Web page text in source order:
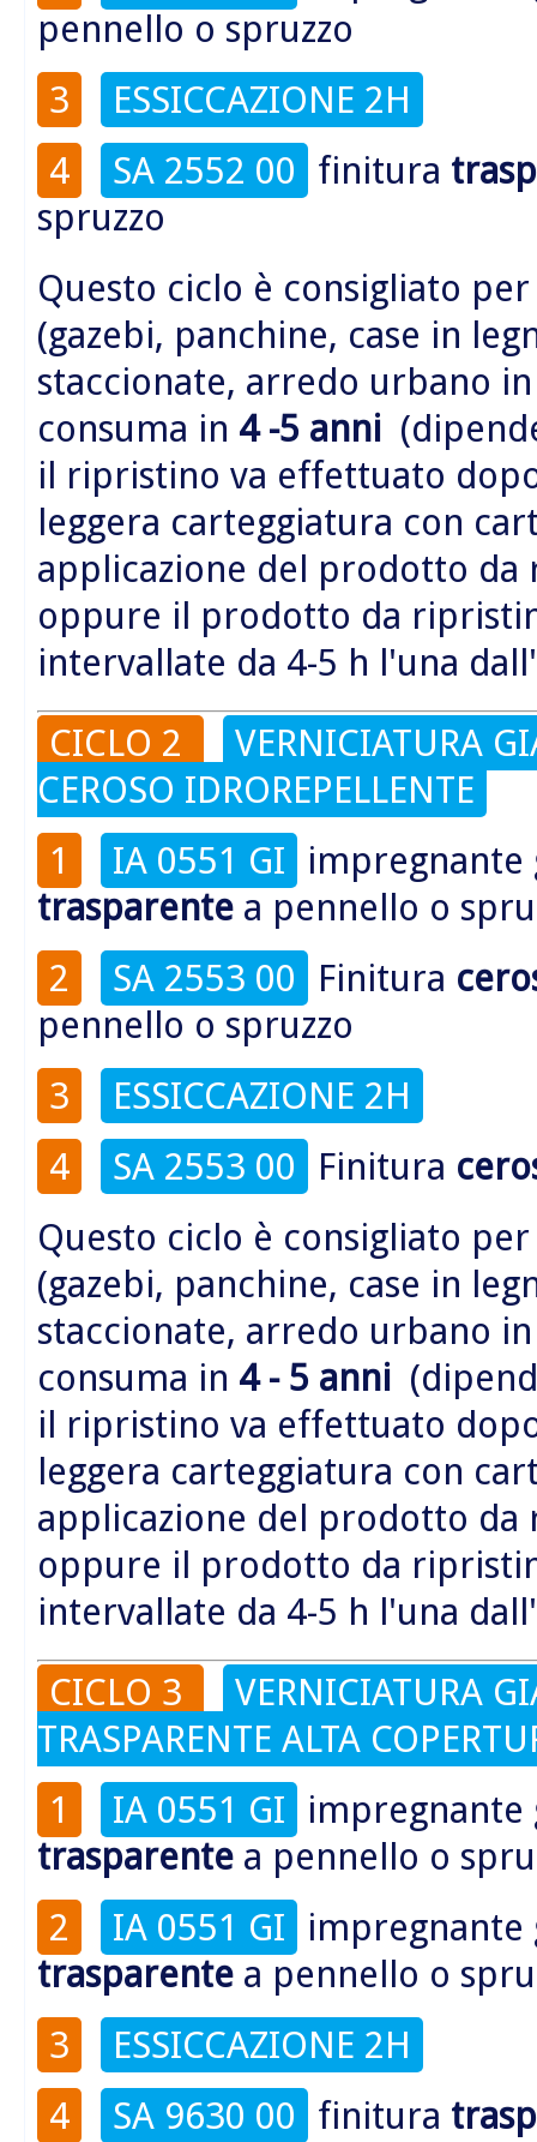
pennello o spruzzo
3
ESSICCAZIONE 2H
4
SA 2552 00 finitura
spruzzo
Questo ciclo è consigliato
(gazebi, panchine, case in
staccionate, arredo urbano
consuma in 4 -5 anni
il ripristino va effettuato
leggera carteggiatura con
applicazione del prodotto
oppure il prodotto da
intervallate da 4-5 h l'una
CICLO 2
VERNICIATURA
CEROSO IDROREPELLENTE
1
IA 0551 GI impregnante
trasparente a pennello o
2
SA 2553 00 Finitura
pennello o spruzzo
3
ESSICCAZIONE 2H
4
SA 2553 00 Finitura
Questo ciclo è consigliato
(gazebi, panchine, case in
staccionate, arredo urbano
consuma in 4 - 5 anni
il ripristino va effettuato
leggera carteggiatura con
applicazione del prodotto
oppure il prodotto da
intervallate da 4-5 h l'una
CICLO 3
VERNICIATURA
TRASPARENTE ALTA
1
IA 0551 GI impregnante
trasparente a pennello o
2
IA 0551 GI impregnante
trasparente a pennello o
3
ESSICCAZIONE 2H
4
SA 9630 00 finitura